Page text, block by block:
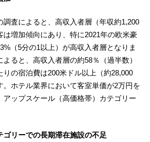
調査によると、高収入者層（年収約1,200
は増加傾向にあり、特に2021年の欧米豪
（5分の1以上）が高収入者層となりま
よると、高収入者層の約58％（過半数）
りの宿泊費は200米ドル以上（約28,000
。ホテル業界において客室単価が2万円を
アップスケール（高価格帯）カテゴリー
ゴリーでの長期滞在施設の不足